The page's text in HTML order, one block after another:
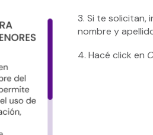
3. Si te solicitan,
nombre y
4. Hacé click en